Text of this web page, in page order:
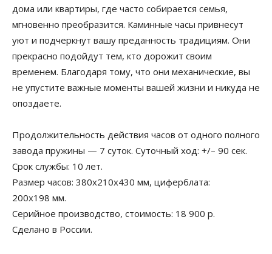
дома или квартиры, где часто собирается семья,
мгновенно преобразится. Каминные часы привнесут
уют и подчеркнут вашу преданность традициям. Они
прекрасно подойдут тем, кто дорожит своим
временем. Благодаря тому, что они механические, вы
не упустите важные моменты вашей жизни и никуда не
опоздаете.
Продолжительность действия часов от одного полного
завода пружины — 7 суток. Суточный ход: +/– 90 сек.
Срок службы: 10 лет.
Размер часов: 380х210х430 мм, циферблата:
200х198 мм.
Серийное производство, стоимость: 18 900 р.
Сделано в России.